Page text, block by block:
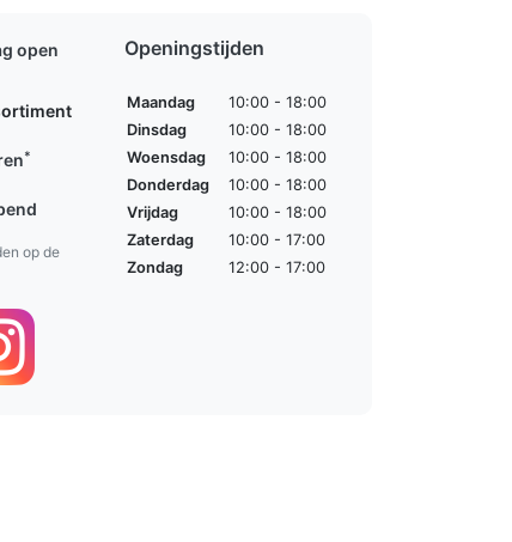
open
*
op de
Openingstijden
Maandag
10:00 - 18:00
Dinsdag
10:00 - 18:00
Woensdag
10:00 - 18:00
Donderdag
10:00 - 18:00
Vrijdag
10:00 - 18:00
Zaterdag
10:00 - 17:00
Zondag
12:00 - 17:00